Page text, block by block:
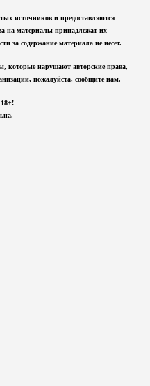
источников и предоставляются
на материалы принадлежат их
за содержание материала не несет.
которые нарушают авторские права,
пожалуйста, сообщите нам.